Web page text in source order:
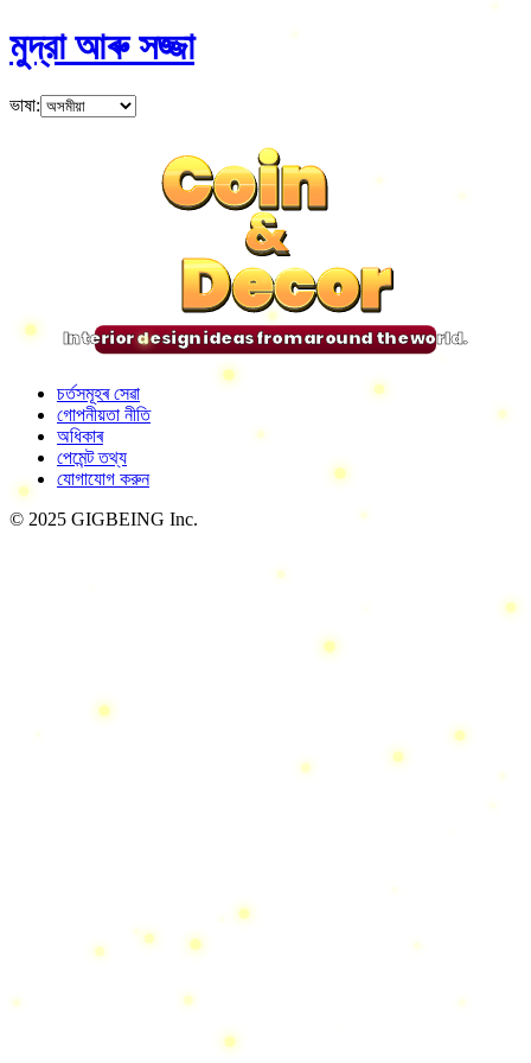
মুদ্রা আৰু সজ্জা
ভাষা:
Coin
&
Decor
Coin
&
Decor
Coin
&
Decor
Coin
&
Decor
Interior design ideas from around the world.
চৰ্তসমূহৰ সেৱা
গোপনীয়তা নীতি
অধিকাৰ
পেমেন্ট তথ্য
যোগাযোগ করুন
© 2025 GIGBEING Inc.